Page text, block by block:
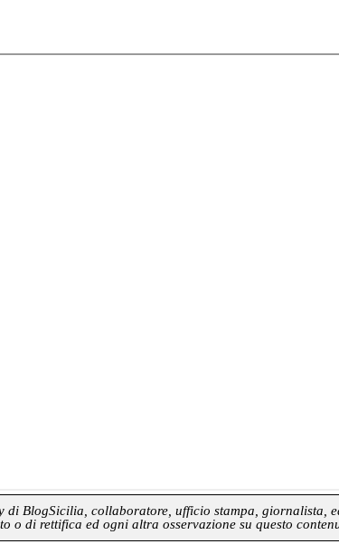
di BlogSicilia, collaboratore, ufficio stampa,
o di rettifica ed ogni altra osservazione su questo